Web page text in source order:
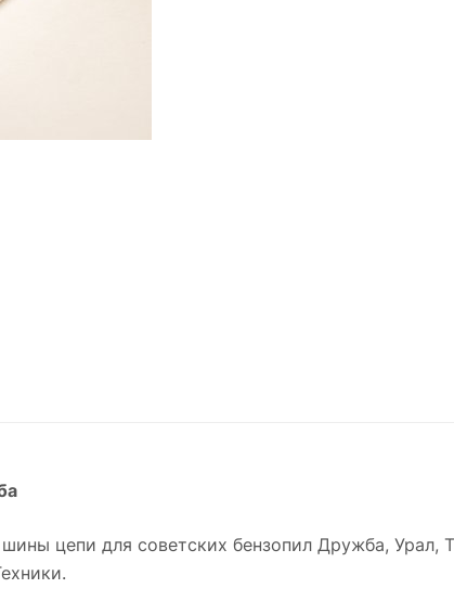
цепи для советских бензопил Дружба,